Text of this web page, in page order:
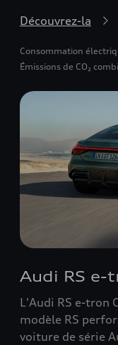
Découvrez-la
Consommation
Émissions de CO₂
Audi RS e-
L'Audi RS e-tron
modèle RS
voiture de série